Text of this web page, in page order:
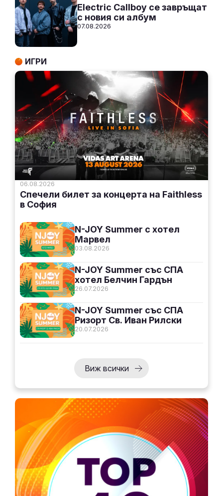
Electric Callboy се завръщат
с новия си албум
07.08.2026
ИГРИ
06.08.2026
Спечели билет за концерта на Faithless
в София
03.08.2026
N-JOY Summer с хотел
Марвел
26.07.2026
N-JOY Summer със СПА
хотел Белчин Гардън
20.07.2026
N-JOY Summer със СПА
Ризорт Св. Иван Рилски
Виж всички